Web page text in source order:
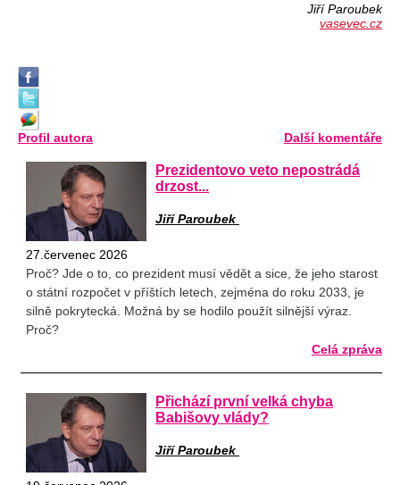
Jiří Paroubek
vasevec.cz
Profil autora Další komentáře
Prezidentovo veto nepostrádá
drzost...
Jiří Paroubek
27.červenec 2026
Proč? Jde o to, co prezident musí vědět a sice, že jeho starost
o státní rozpočet v příštích letech, zejména do roku 2033, je
silně pokrytecká. Možná by se hodilo použít silnější výraz.
Proč?
Celá zpráva
Přichází první velká chyba
Babišovy vlády?
Jiří Paroubek